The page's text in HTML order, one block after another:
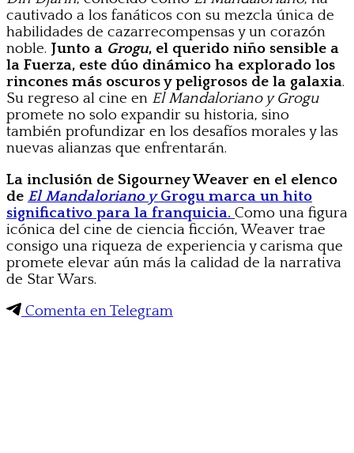
cautivado a los fanáticos con su mezcla única de
habilidades de cazarrecompensas y un corazón
noble. Junto a Grogu, el querido niño sensible a
la Fuerza, este dúo dinámico ha explorado los
rincones más oscuros y peligrosos de la galaxia.
Su regreso al cine en El Mandaloriano y Grogu
promete no solo expandir su historia, sino
también profundizar en los desafíos morales y las
nuevas alianzas que enfrentarán.
La inclusión de Sigourney Weaver en el elenco
de El Mandaloriano yGrogu marca un hito
significativo para la franquicia. Como una figura
icónica del cine de ciencia ficción, Weaver trae
consigo una riqueza de experiencia y carisma que
promete elevar aún más la calidad de la narrativa
de Star Wars.
Comenta en Telegram